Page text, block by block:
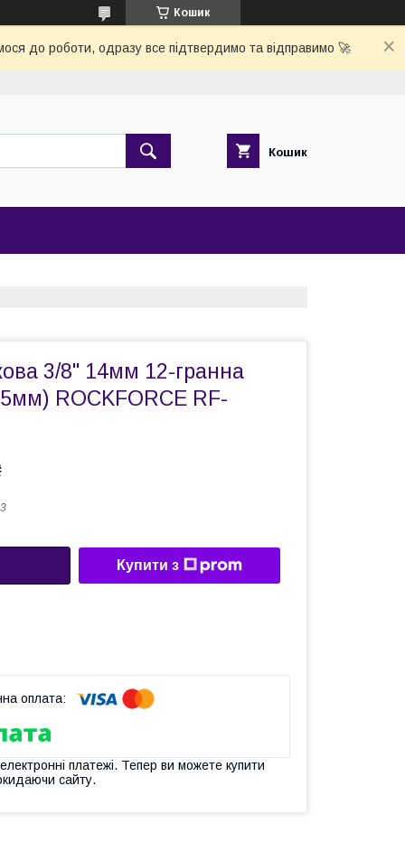
Кошик
до роботи, одразу все підтвердимо та відправимо 🚀
Кошик
3/8" 14мм 12-гранна
ROCKFORCE RF-
Купити з
платежі. Тепер ви можете купити
сайту.